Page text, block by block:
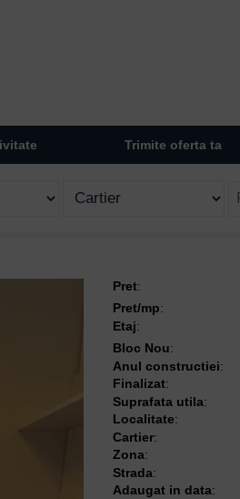
Trimite oferta ta
Pret:
Pret/mp:
Etaj:
Bloc Nou:
Anul constructiei:
Finalizat:
Suprafata utila:
Localitate:
Cartier:
Zona:
Strada:
Adaugat in data: